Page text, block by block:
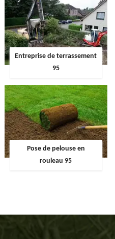
Entreprise de terrassement
95
Pose de pelouse en
rouleau 95